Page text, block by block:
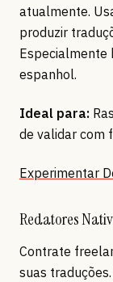
atualmente.
produzir
Especialmente
espanhol.
Ideal para:
de validar com
Experimentar
Redatores
Contrate
suas